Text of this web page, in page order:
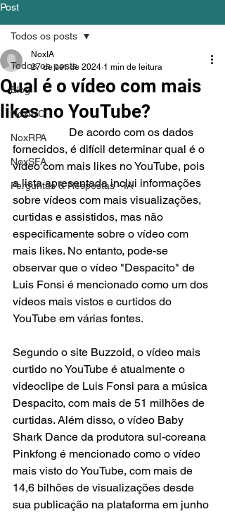
Post
Todos os posts
Blog
NoxINC
NoxRPA
NoxSFA
Perguntas & Respostas - IA
Todos os posts
Qual é o vídeo com mais
likes no YouTube?
NoxIA
27 de set. de 2024 1 min de leitura
		De acordo com os dados
fornecidos, é difícil determinar qual é o
vídeo com mais likes no YouTube, pois
a lista apresentada inclui informações
sobre vídeos com mais visualizações,
curtidas e assistidos, mas não
especificamente sobre o vídeo com
mais likes. No entanto, pode-se
observar que o vídeo "Despacito" de
Luis Fonsi é mencionado como um dos
vídeos mais vistos e curtidos do
YouTube em várias fontes.
Segundo o site Buzzoid, o vídeo mais
curtido no YouTube é atualmente o
videoclipe de Luis Fonsi para a música
Despacito, com mais de 51 milhões de
curtidas. Além disso, o vídeo Baby
Shark Dance da produtora sul-coreana
Pinkfong é mencionado como o vídeo
mais visto do YouTube, com mais de
14,6 bilhões de visualizações desde
sua publicação na plataforma em junho